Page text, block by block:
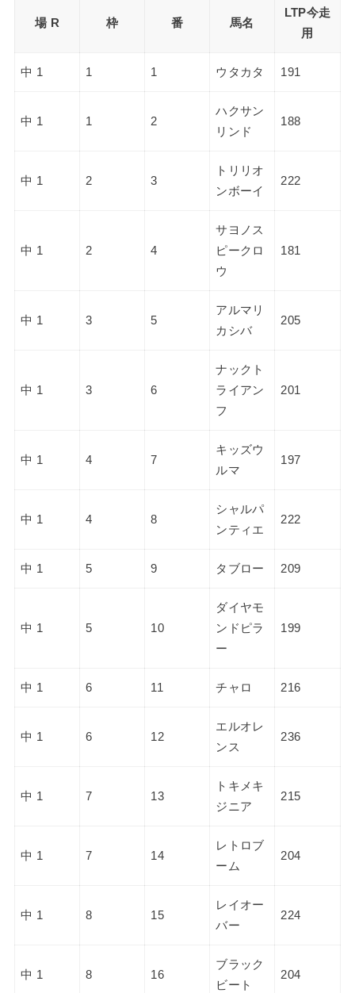
場 R 枠 番 馬名
LTP今走
用
中 1 1 1 ウタカタ 191
中 1 1 2
ハクサン
リンド
188
中 1 2 3
トリリオ
ンボーイ
222
中 1 2 4
サヨノス
ピークロ
ウ
181
中 1 3 5
アルマリ
カシバ
205
中 1 3 6
ナックト
ライアン
フ
201
中 1 4 7
キッズウ
ルマ
197
中 1 4 8
シャルパ
ンティエ
222
中 1 5 9 タブロー 209
中 1 5 10
ダイヤモ
ンドピラ
ー
199
中 1 6 11 チャロ 216
中 1 6 12
エルオレ
ンス
236
中 1 7 13
トキメキ
ジニア
215
中 1 7 14
レトロブ
ーム
204
中 1 8 15
レイオー
バー
224
中 1 8 16
ブラック
ビート
204